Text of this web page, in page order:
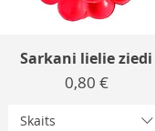
Sarkani lielie ziedi
Cena
0,80 €
Skaits